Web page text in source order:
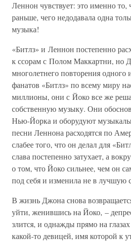
Леннон чувствует: это именно то,
раньше, чего недодавала одна
музыка!
«Битлз» и Леннон постепенно
к ссорам с Полом Маккартни, но
многолетнего повторения одного
фанатов «Битлз» по всему миру
миллионы, они с Йоко все же
собственную музыку. Они
Нью-Йорка и оборудуют
песни Леннона расходятся по
слабее того, что он делал для
слава постепенно затухает, а
о том, что Йоко сильнее, чем он
под себя и изменила не в лучшую
В жизнь Джона снова
уйти, женившись на Йоко, –
злится, и однажды прямо на
какой-то девицей, имя которой к